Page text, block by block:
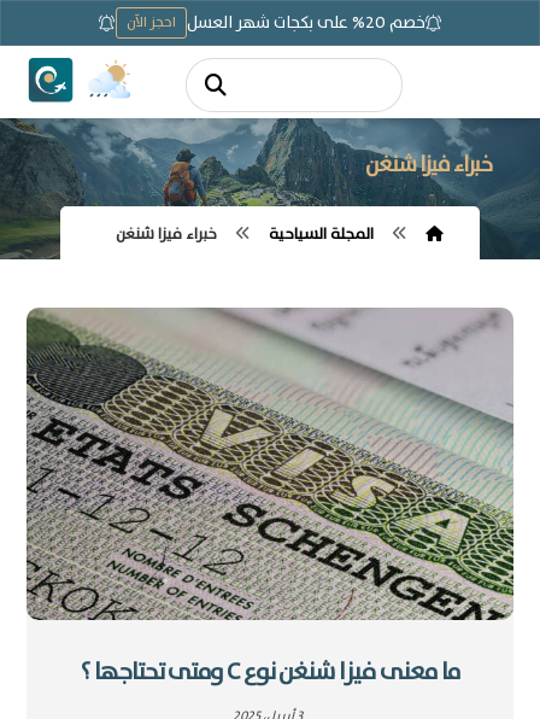
خصم 20% على بكجات شهر العسل احجز الآن
خبراء فيزا شنغن
المجلة السياحية خبراء فيزا شنغن
ما معنى فيزا شنغن نوع C ومتى تحتاجها ؟